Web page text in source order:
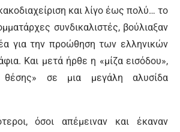
και λίγο έως πολύ… το
συνδικαλιστές, βούλιαξαν
για την προώθηση των ελληνικών
Και μετά ήρθε η «μίζα εισόδου»,
σε μια μεγάλη αλυσίδα
όσοι απέμειναν και έκαναν